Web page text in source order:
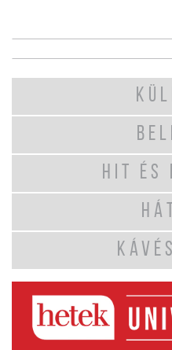
HIT ÉS